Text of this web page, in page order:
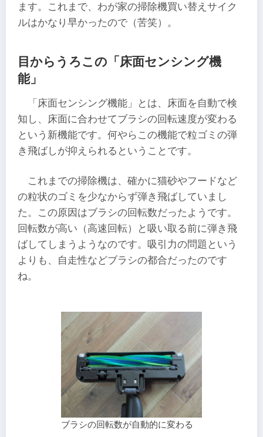
ます。これまで、わが家の掃除機買い替えサイク
ルはかなり早かったので（苦笑）。
目からうろこの「床面センシング機
能」
「床面センシング機能」とは、床面を自動で検
知し、床面に合わせてブラシの回転速度が変わる
という新機能です。何やらこの機能で粒ゴミの弾
き飛ばしが抑えられるということです。
これまでの掃除機は、確かに猫砂やフードなど
の粒状のゴミを少なからず弾き飛ばしていまし
た。この原因はブラシの回転数だったようです。
回転数が高い（高速回転）と吸い取る前に弾き飛
ばしてしまうようなのです。吸引力の問題という
よりも、自走性などブラシの都合だったのです
ね。
ブラシの回転数が自動的に変わる